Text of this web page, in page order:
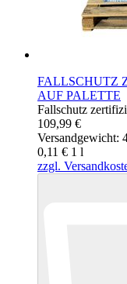
FALLSCHUTZ
AUF PALETTE
Fallschutz
109,99 €
Versandgewicht:
0,11 € 1 l
zzgl.